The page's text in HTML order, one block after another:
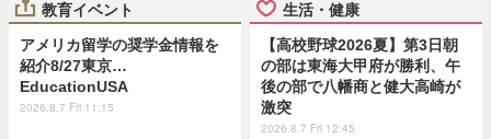
教育イベント
アメリカ留学の奨学金情報を
紹介8/27東京…
EducationUSA
2026.8.7 Fri 11:15
生活・健康
【高校野球2026夏】第3日朝
の部は東海大甲府が勝利、午
後の部で八幡商と健大高崎が
激突
2026.8.7 Fri 12:45